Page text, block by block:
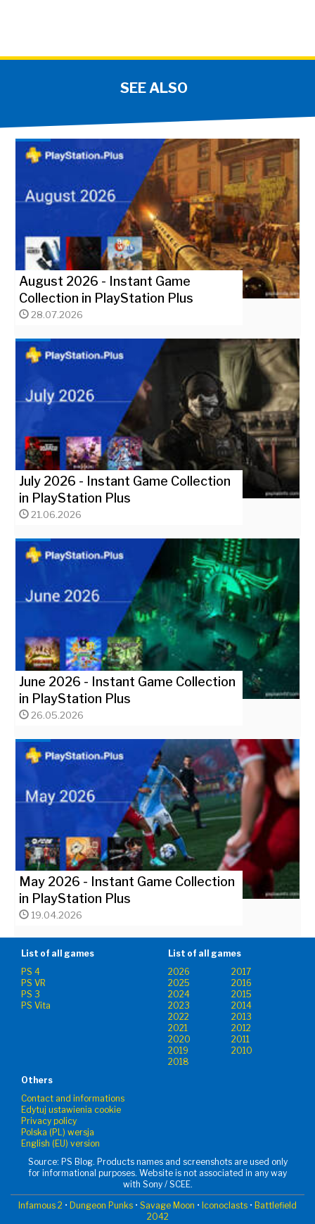
SEE ALSO
August 2026 - Instant Game
Collection in PlayStation Plus
28.07.2026
July 2026 - Instant Game Collection
in PlayStation Plus
21.06.2026
June 2026 - Instant Game Collection
in PlayStation Plus
26.05.2026
May 2026 - Instant Game Collection
in PlayStation Plus
19.04.2026
List of all games
PS 4
PS VR
PS 3
PS Vita
List of all games
2026
2017
2025
2016
2024
2015
2023
2014
2022
2013
2021
2012
2020
2011
2019
2010
2018
Others
Contact and informations
Edytuj ustawienia cookie
Privacy policy
Polska (PL) wersja
English (EU) version
Source: PS Blog. Products names and screenshots are used only
for informational purposes. Website is not associated in any way
with Sony / SCEE.
Infamous 2 • Dungeon Punks • Savage Moon • Iconoclasts • Battlefield
2042